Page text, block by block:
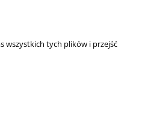
wszystkich tych plików i przejść